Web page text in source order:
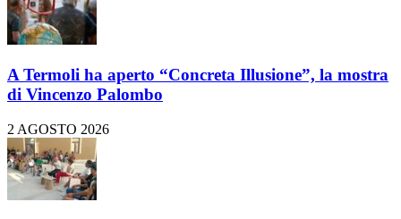
A Termoli ha aperto “Concreta Illusione”, la mostra
di Vincenzo Palombo
2 AGOSTO 2026